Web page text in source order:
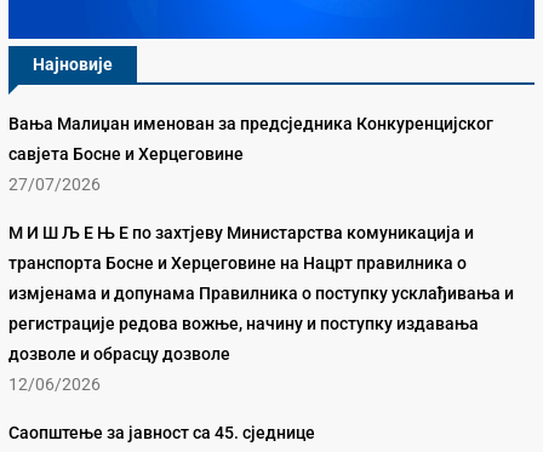
Најновије
Вања Малиџан именован за предсједника Конкуренцијског
савјета Босне и Херцеговине
27/07/2026
М И Ш Љ Е Њ Е по захтјеву Министарства комуникација и
транспорта Босне и Херцеговине на Нацрт правилника о
измјенама и допунама Правилника о поступку усклађивања и
регистрације редова вожње, начину и поступку издавања
дозволе и обрасцу дозволе
12/06/2026
Саопштење за јавност са 45. сједнице